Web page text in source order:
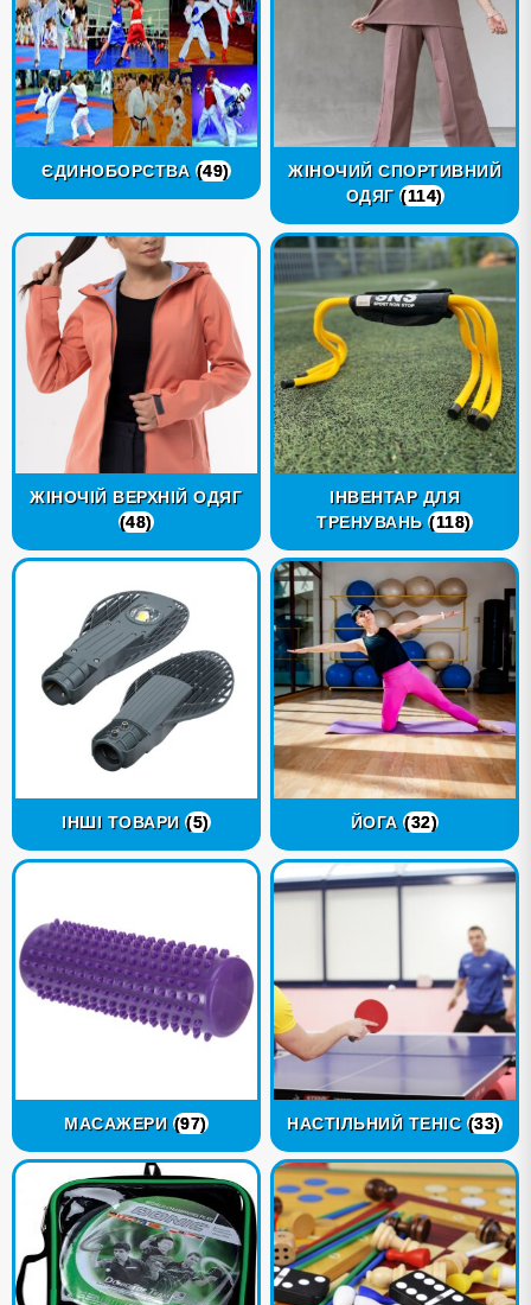
ЄДИНОБОРСТВА (49)
ЖІНОЧИЙ СПОРТИВНИЙ
ОДЯГ(114)
ЖІНОЧІЙ ВЕРХНІЙ ОДЯГ
(48)
ІНВЕНТАР ДЛЯ
ТРЕНУВАНЬ(118)
ІНШІ ТОВАРИ(5) ЙОГА(32)
МАСАЖЕРИ (97) НАСТІЛЬНИЙ ТЕНІС (33)